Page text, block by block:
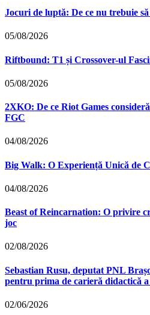
Jocuri de luptă: De ce nu trebuie
05/08/2026
Riftbound: T1 și Crossover-ul
05/08/2026
2XKO: De ce Riot Games
FGC
04/08/2026
Big Walk: O Experiență Unică de
04/08/2026
Beast of Reincarnation: O privire
joc
02/08/2026
Sebastian Rusu, deputat PNL
pentru prima de carieră didactică
02/06/2026